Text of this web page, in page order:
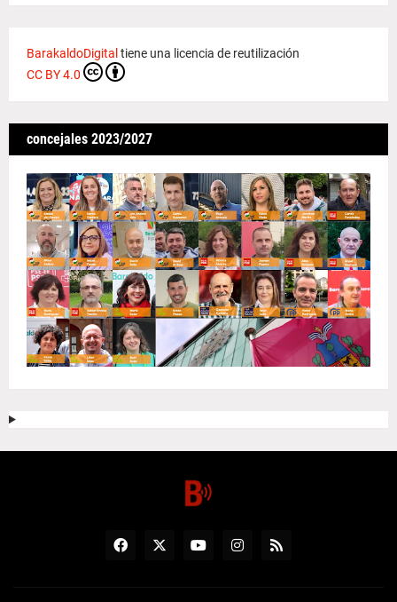
BarakaldoDigitaltiene una licencia de reutilización
CC BY 4.0
concejales 2023/2027